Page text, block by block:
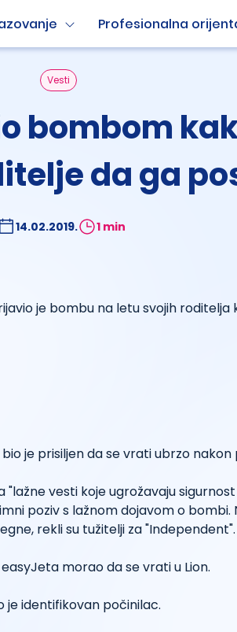
Profesionalna
Vesti
bombom
da ga
14.02.2019. 1 min
je bombu na letu svojih roditelja
bio je prisiljen da se vrati ubrzo
vesti koje ugrožavaju
poziv s lažnom dojavom o bombi.
rekli su tužitelji za "Independent".
morao da se vrati u Lion.
je identifikovan počinilac.